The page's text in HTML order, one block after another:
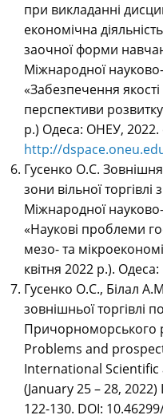
при викладанні
економічна
заочної форми
Міжнародної
«Забезпечення
перспективи
р.) Одеса: ОНЕУ, 2022.
http://
Гусенко О.С. Зовнішня
зони вільної
Міжнародної
«Наукові проблеми
мезо- та
квітня 2022 р.).
Гусенко О.С., Білал
зовнішньої торгівлі
Причорноморського
Problems and
International Scientific
(January 25 – 28,
122-130. DOI: